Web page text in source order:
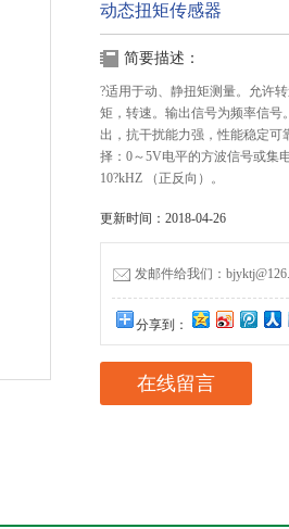
动态扭矩传感器
简要描述：
?适用于动、静扭矩测量。允许
矩，转速。输出信号为频率信号
出，抗干扰能力强，性能稳定可
择：0～5V电平的方波信号或集
10?kHZ （正反向）。
更新时间：2018-04-26
发邮件给我们：
分享到：
在线留言